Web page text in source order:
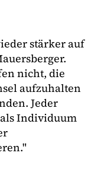
stärker auf
nicht, die
aufzuhalten
Jeder
Individuum